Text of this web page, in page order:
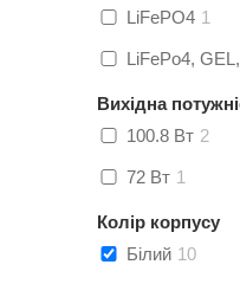
LiFePO4 1
LiFePo4,
Вихідна
100.8 Вт 2
72 Вт 1
Колір корпусу
Білий 10